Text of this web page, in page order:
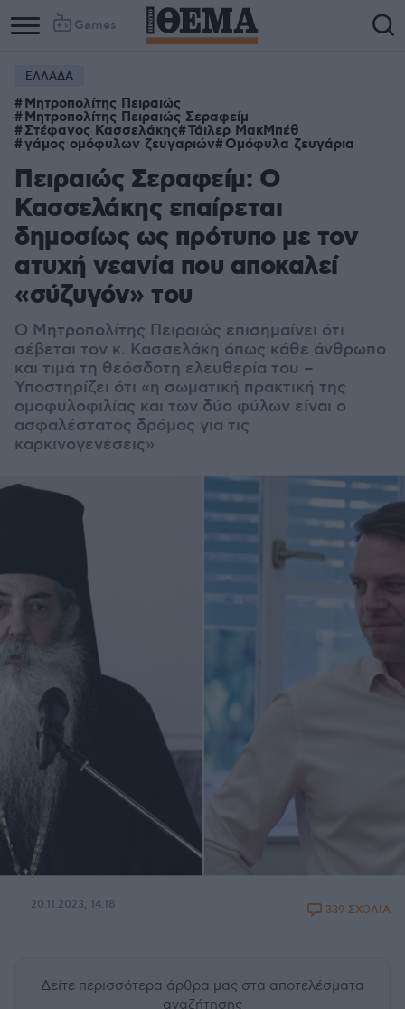
Games
Column
1
Column
2
ΕΛΛΑΔΑ
Μητροπολίτης Πειραιώς
Μητροπολίτης Πειραιώς Σεραφείμ
Στέφανος Κασσελάκης Τάιλερ ΜακΜπέθ
γάμος ομόφυλων ζευγαριών Ομόφυλα ζευγάρια
Πειραιώς Σεραφείμ: Ο
Κασσελάκης επαίρεται
δημοσίως ως πρότυπο με τον
ατυχή νεανία που αποκαλεί
«σύζυγόν» του
Ο Μητροπολίτης Πειραιώς επισημαίνει ότι
σέβεται τον κ. Κασσελάκη όπως κάθε άνθρωπο
και τιμά τη θεόσδοτη ελευθερία του –
Υποστηρίζει ότι «η σωματική πρακτική της
ομοφυλοφιλίας και των δύο φύλων είναι ο
ασφαλέστατος δρόμος για τις
καρκινογενέσεις»
20.11.2023, 14:18 339 ΣΧΟΛΙΑ
Δείτε περισσότερα άρθρα μας στα αποτελέσματα
αναζήτησης